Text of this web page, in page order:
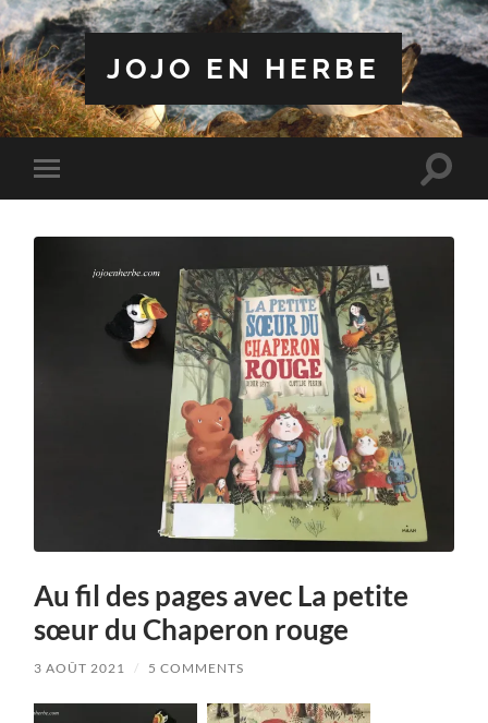
JOJO EN HERBE
Toggle
mobile
Toggle
Au fil des pages avec La petite
sœur du Chaperon rouge
3 AOÛT 2021 / 5 COMMENTS